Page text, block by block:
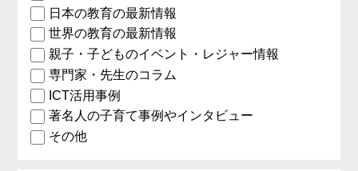
日本の教育の最新情報
世界の教育の最新情報
親子・子どものイベント・レジャー情報
専門家・先生のコラム
ICT活用事例
著名人の子育て事例やインタビュー
その他